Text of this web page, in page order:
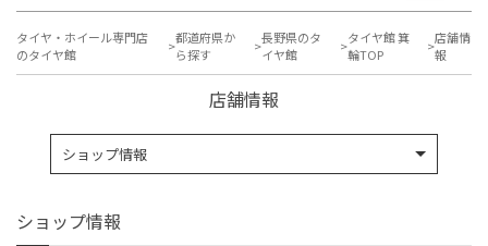
タイヤ・ホイール専門店
のタイヤ館
都道府県か
ら探す
長野県のタ
イヤ館
タイヤ館 箕
輪TOP
店舗情
報
店舗情報
ショップ情報
ショップ情報